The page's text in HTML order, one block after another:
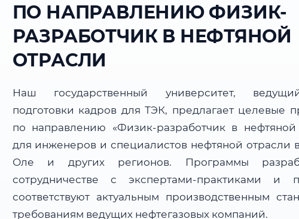
ПО НАПРАВЛЕНИЮ ФИЗИК-
РАЗРАБОТЧИК В НЕФТЯНОЙ
ОТРАСЛИ
Наш государственный университет,
подготовки кадров для ТЭК, предлагает целевые
по направлению «Физик-разработчик в нефтяной
для инженеров и специалистов нефтяной отрасли
Оле и других регионов. Программы
сотрудничестве с экспертами-практиками и
соответствуют актуальным производственным
требованиям ведущих нефтегазовых компаний.